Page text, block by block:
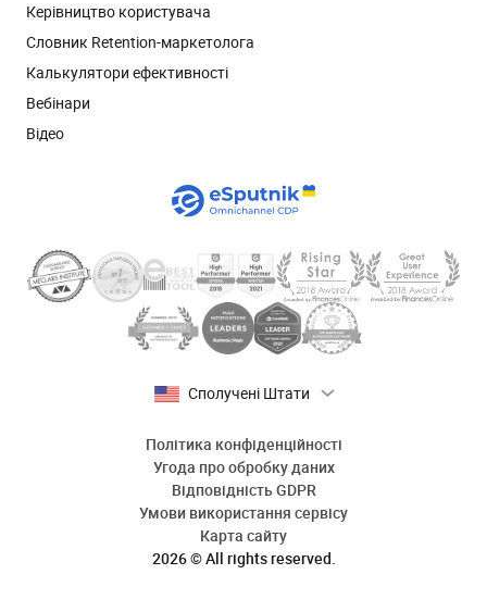
Керівництво користувача
Словник Retention-маркетолога
Калькулятори ефективності
Вебінари
Відео
Сполучені Штати
2026 © All rights reserved.
Політика конфіденційності
Угода про обробку даних
Відповідність GDPR
Умови використання сервісу
Карта сайту